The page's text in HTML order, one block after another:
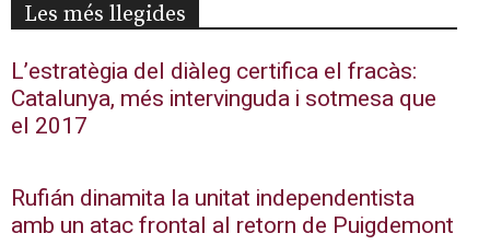
Les més llegides
L’estratègia del diàleg certifica el fracàs:
Catalunya, més intervinguda i sotmesa que
el 2017
Rufián dinamita la unitat independentista
amb un atac frontal al retorn de Puigdemont